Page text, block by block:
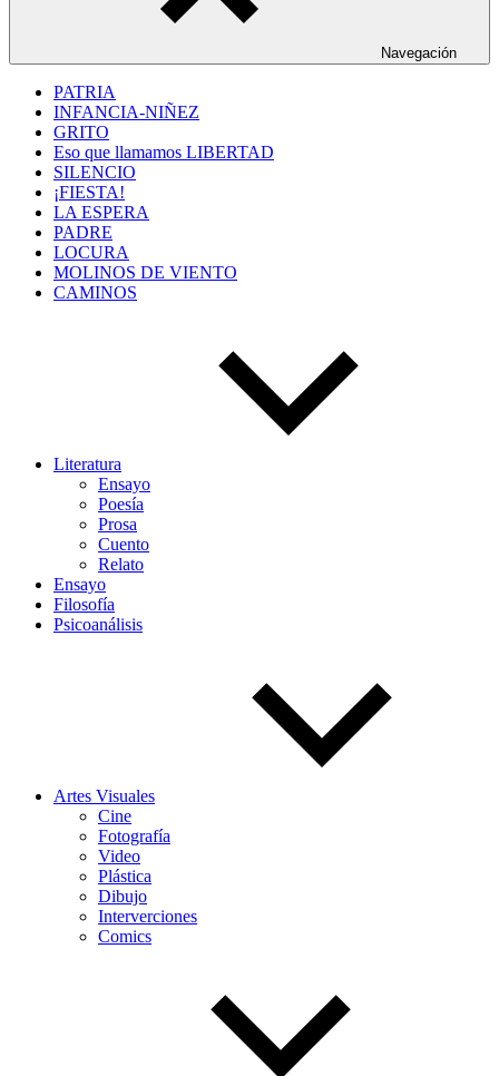
Navegación
PATRIA
INFANCIA-NIÑEZ
GRITO
Eso que llamamos LIBERTAD
SILENCIO
¡FIESTA!
LA ESPERA
PADRE
LOCURA
MOLINOS DE VIENTO
CAMINOS
Literatura
Ensayo
Poesía
Prosa
Cuento
Relato
Ensayo
Filosofía
Psicoanálisis
Artes Visuales
Cine
Fotografía
Video
Plástica
Dibujo
Interverciones
Comics